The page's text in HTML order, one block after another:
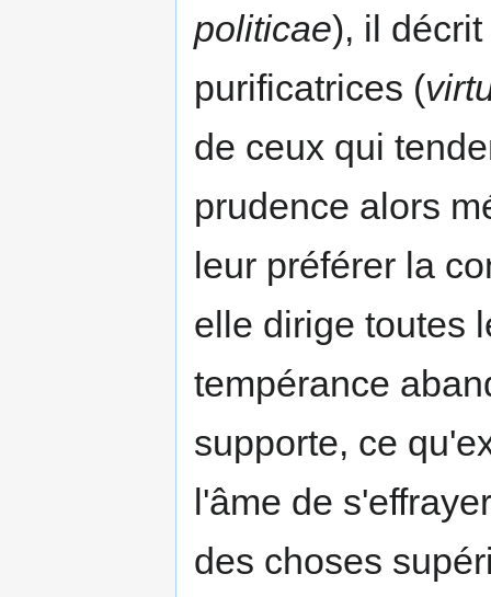
politicae), il
purificatrices (
de ceux qui
prudence alors
leur préférer la
elle dirige toutes
tempérance
supporte, ce
l'âme de
des choses